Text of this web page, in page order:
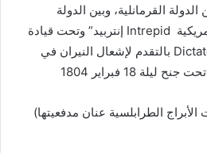
القرمانلية، وبين الدولة
الأمريكية. تقوم الفرقاطة الأمريكية Intrepid إنتربيد” وتحت قيادة
الأميرال ديكاتور Dictator Admiral بالتقدم لإشعال النيران في
الأبراج الطرابلسية عنان مدفعيتها)